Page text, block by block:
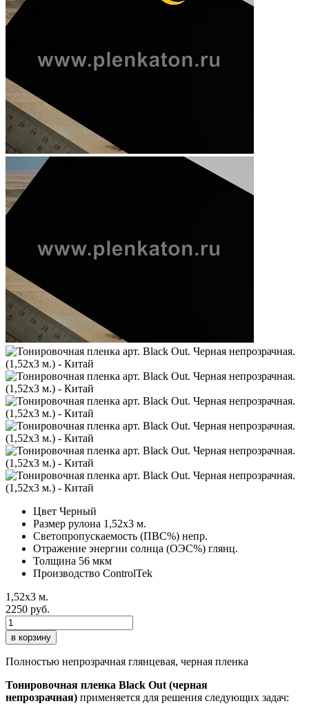
Цвет Черный
Размер рулона 1,52х3 м.
Светопропускаемость (ПВС%) непр.
Отражение энергии солнца (ОЭС%) глянц.
Толщина 56 мкм
Производство ControlTek
1,52х3 м.
2250 руб.
в корзину
Полностью непрозрачная глянцевая, черная пленка
Тонировочная пленка Black Out (черная
непрозрачная) применяется для решения следующих задач: